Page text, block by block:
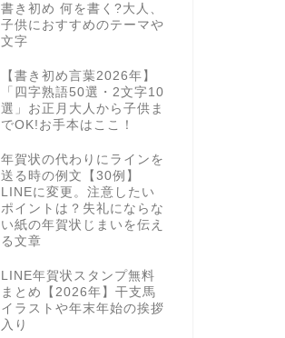
書き初め 何を書く?大人、
子供におすすめのテーマや
文字
【書き初め言葉2026年】
「四字熟語50選・2文字10
選」お正月大人から子供ま
でOK!お手本はここ！
年賀状の代わりにラインを
送る時の例文【30例】
LINEに変更。注意したい
ポイントは？失礼にならな
い紙の年賀状じまいを伝え
る文章
LINE年賀状スタンプ無料
まとめ【2026年】干支馬
イラストや年末年始の挨拶
入り